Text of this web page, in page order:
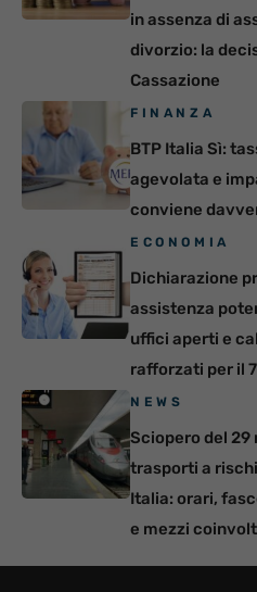
in assenza di
divorzio: la
Cassazione
FINANZA
BTP Italia Sì:
agevolata e
conviene
ECONOMIA
Dichiarazione
assistenza
uffici aperti e
rafforzati per il
NEWS
Sciopero del 29
trasporti a
Italia: orari,
e mezzi